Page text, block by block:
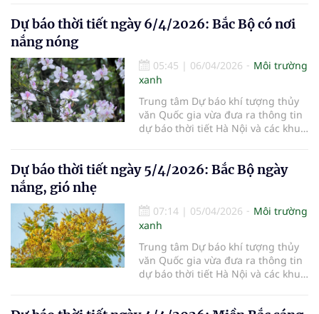
Dự báo thời tiết ngày 6/4/2026: Bắc Bộ có nơi
nắng nóng
05:45 | 06/04/2026
Môi trường
xanh
Trung tâm Dự báo khí tượng thủy
văn Quốc gia vừa đưa ra thông tin
dự báo thời tiết Hà Nội và các khu
Dự báo thời tiết ngày 5/4/2026: Bắc Bộ ngày
nắng, gió nhẹ
07:14 | 05/04/2026
Môi trường
xanh
Trung tâm Dự báo khí tượng thủy
văn Quốc gia vừa đưa ra thông tin
dự báo thời tiết Hà Nội và các khu